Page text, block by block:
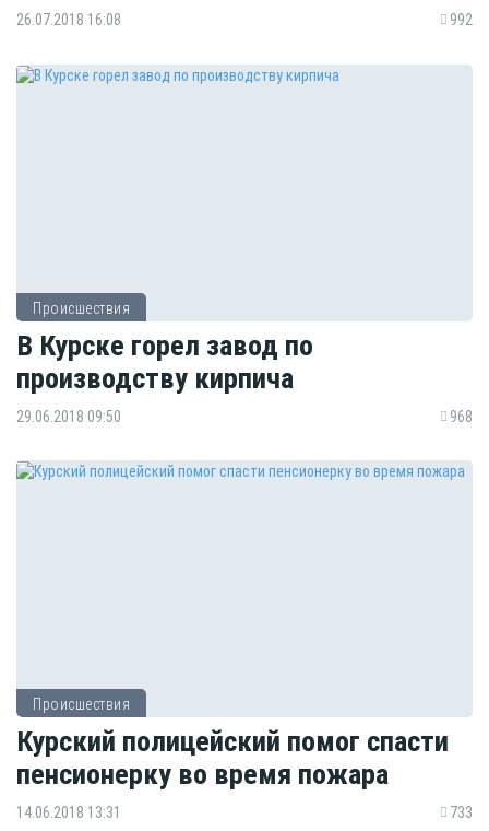
26.07.2018 16:08 992
Происшествия
В Курске горел завод по
производству кирпича
29.06.2018 09:50 968
Происшествия
Курский полицейский помог спасти
пенсионерку во время пожара
14.06.2018 13:31 733